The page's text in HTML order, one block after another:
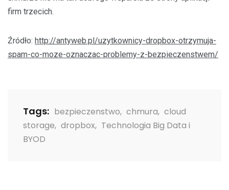
firm trzecich.
Źródło: http://antyweb.pl/uzytkownicy-dropbox-otrzymuja-
spam-co-moze-oznaczac-problemy-z-bezpieczenstwem/
Tags: bezpieczenstwo, chmura, cloud
storage, dropbox, Technologia Big Data i
BYOD